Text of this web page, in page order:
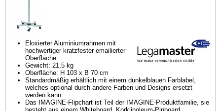
Eloxierter Aluminiumrahmen mit
hochwertiger kratzfester emailierter
Oberfläche
Gewicht: 21,5 kg
Oberfläche: H 103 x B 70 cm
Standardmäßig erhältlich mit einem dunkelblauen Farblabel,
welches optional durch andere Farben und Designs ersetzt
werden kann
Das IMAGINE-Flipchart ist Teil der IMAGINE-Produktfamilie, sie